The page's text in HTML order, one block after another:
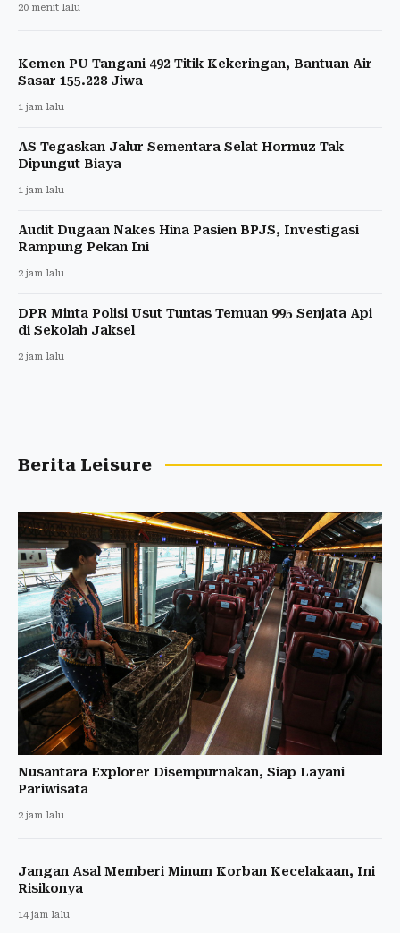
20 menit lalu
Kemen PU Tangani 492 Titik Kekeringan, Bantuan Air
Sasar 155.228 Jiwa
1 jam lalu
AS Tegaskan Jalur Sementara Selat Hormuz Tak
Dipungut Biaya
1 jam lalu
Audit Dugaan Nakes Hina Pasien BPJS, Investigasi
Rampung Pekan Ini
2 jam lalu
DPR Minta Polisi Usut Tuntas Temuan 995 Senjata Api
di Sekolah Jaksel
2 jam lalu
Berita Leisure
Nusantara Explorer Disempurnakan, Siap Layani
Pariwisata
2 jam lalu
Jangan Asal Memberi Minum Korban Kecelakaan, Ini
Risikonya
14 jam lalu